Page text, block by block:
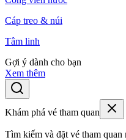
Cáp treo & núi
Tâm linh
Gợi ý dành cho bạn
Xem thêm
Khám phá vé tham quan
Tìm kiếm và đặt vé tham